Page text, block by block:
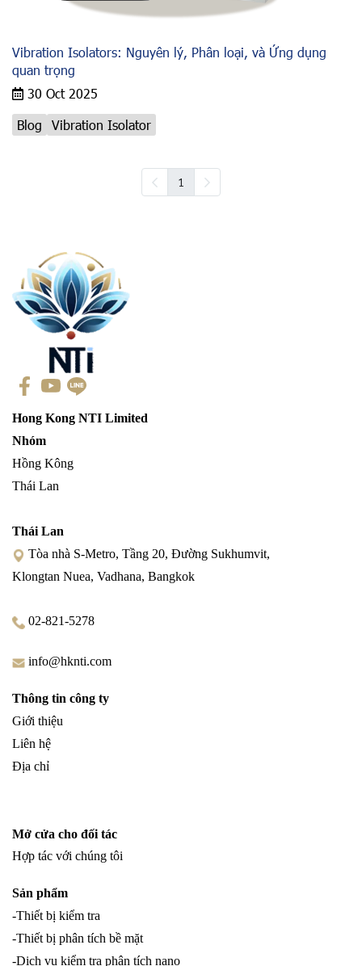
Vibration Isolators: Nguyên lý, Phân loại, và Ứng dụng
quan trọng
30 Oct 2025
Blog
Vibration Isolator
1
Hong Kong NTI Limited
Nhóm
Hồng Kông
Thái Lan
Thái Lan
Tòa nhà S-Metro, Tầng 20, Đường Sukhumvit,
Klongtan Nuea, Vadhana, Bangkok
02-821-5278
info@hknti.com
Thông tin công ty
Giới thiệu
Liên hệ
Địa chỉ
Mở cửa cho đối tác
Hợp tác với chúng tôi
Sản phẩm
-Thiết bị kiểm tra
-Thiết bị phân tích bề mặt
-Dịch vụ kiểm tra phân tích nano